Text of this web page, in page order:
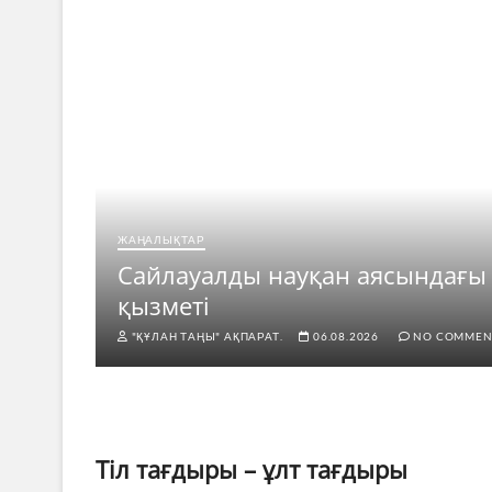
ЖАҢАЛЫҚТАР
Сайлауалды науқан
қызметі
"ҚҰЛАН ТАҢЫ" АҚПАРАТ. 06.08.2026 NO
Тіл тағдыры – ұлт тағдыры